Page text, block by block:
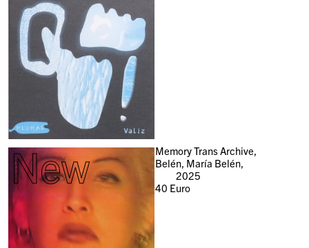
New
Memory Trans Archive,
Belén, María Belén,
2025
40 Euro